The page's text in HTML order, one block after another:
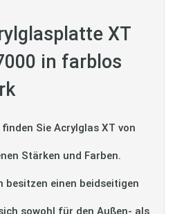
XT
in farblos
Sie Acrylglas XT von
Stärken und Farben.
besitzen einen beidseitigen
sowohl für den Außen- als